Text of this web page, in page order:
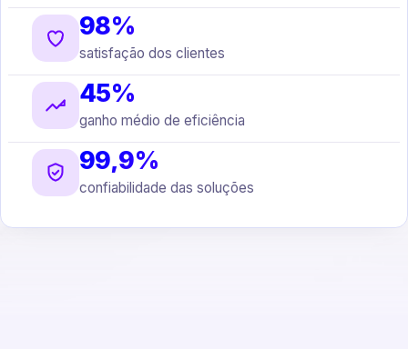
98%
satisfação dos clientes
45%
ganho médio de eficiência
99,9%
confiabilidade das soluções